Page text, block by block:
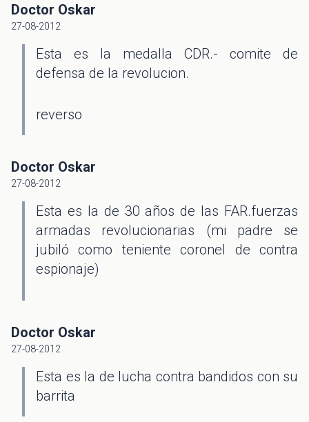
Doctor Oskar
27-08-2012
Esta es la medalla CDR.- comite de
defensa de la revolucion.
reverso
Doctor Oskar
27-08-2012
Esta es la de 30 años de las FAR.fuerzas
armadas revolucionarias (mi padre se
jubiló como teniente coronel de contra
espionaje)
Doctor Oskar
27-08-2012
Esta es la de lucha contra bandidos con su
barrita